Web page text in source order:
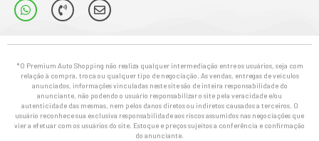
*O Premium Auto Shopping não realiza qualquer intermediação entre os usuários, seja com
relação à compra, troca ou qualquer tipo de negociação. As vendas, entregas de veículos
anunciados, informações vinculadas neste site são de inteira responsabilidade do
anunciante, não podendo o usuário responsabilizar o site pela veracidade e/ou
autenticidade das mesmas, nem pelos danos diretos ou indiretos causados a terceiros. O
usuário reconhece sua exclusiva responsabilidade aos riscos assumidos nas negociações que
vier a efetuar com os usuários do site. Estoque e preços sujeitos a conferência e confirmação
do anunciante.